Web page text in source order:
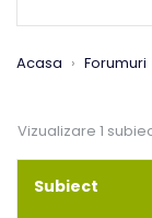
Acasa › Forumuri
Vizualizare 1
Subiect